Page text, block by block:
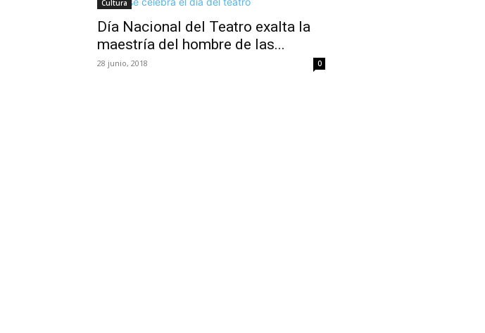
Cultura
Día Nacional del Teatro exalta la
maestría del hombre de las...
28 junio, 2018 0